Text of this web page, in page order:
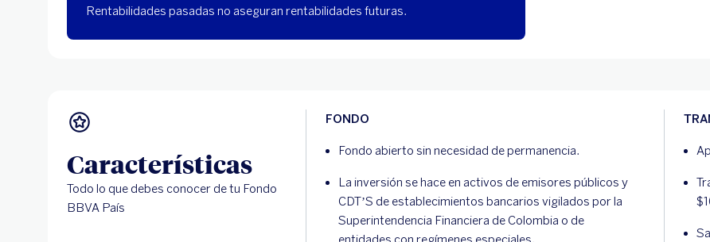
Rentabilidades pasadas no aseguran rentabilidades futuras.
Características
Todo lo que debes conocer de tu Fondo
BBVA País
FONDO
Fondo abierto sin necesidad de permanencia.
La inversión se hace en activos de emisores públicos y
CDT’S de establecimientos bancarios vigilados por la
Superintendencia Financiera de Colombia o de